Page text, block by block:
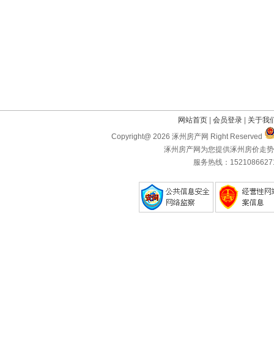
网站首页 会员登录
关于我
Copyright@ 2026 涿州房产网 Right Reserved
涿州房产网为您提供涿州房价走
服务热线：